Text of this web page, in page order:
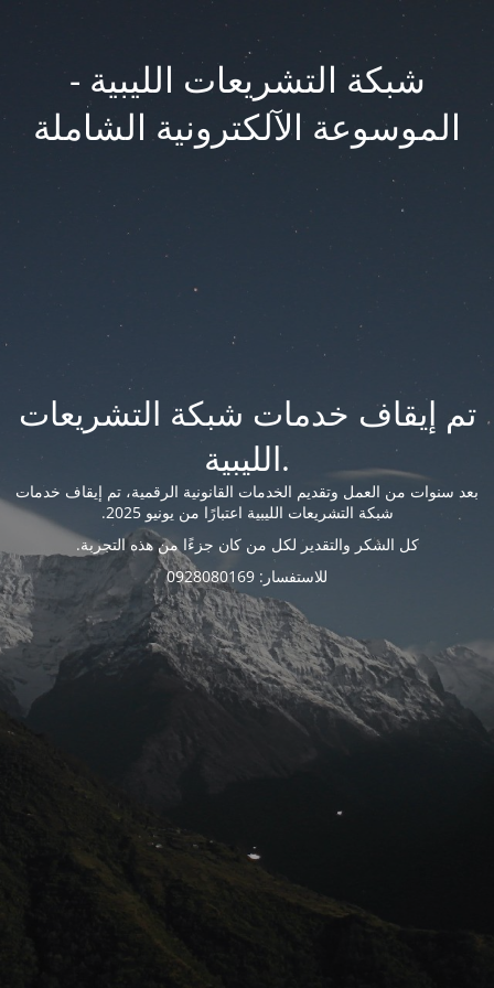
شبكة التشريعات الليبية -
الموسوعة الآلكترونية الشاملة
تم إيقاف خدمات شبكة التشريعات
الليبية.
بعد سنوات من العمل وتقديم الخدمات القانونية الرقمية، تم إيقاف خدمات
شبكة التشريعات الليبية اعتبارًا من يونيو 2025.
كل الشكر والتقدير لكل من كان جزءًا من هذه التجربة.
للاستفسار: 0928080169